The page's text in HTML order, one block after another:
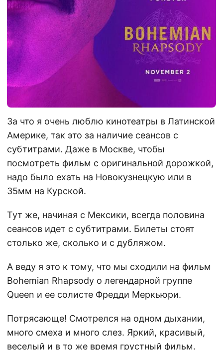
За что я очень люблю кинотеатры в Латинской
Америке, так это за наличие сеансов с
субтитрами. Даже в Москве, чтобы
посмотреть фильм с оригинальной дорожкой,
надо было ехать на Новокузнецкую или в
35мм на Курской.
Тут же, начиная с Мексики, всегда половина
сеансов идет с субтитрами. Билеты стоят
столько же, сколько и с дубляжом.
А веду я это к тому, что мы сходили на фильм
Bohemian Rhapsody о легендарной группе
Queen и ее солисте Фредди Меркьюри.
Потрясающе! Смотрелся на одном дыхании,
много смеха и много слез. Яркий, красивый,
веселый и в то же время грустный фильм.